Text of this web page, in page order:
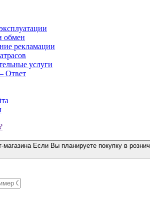
обмен
рекламации
услуги
Ответ
магазина Если Вы планируете покупку в